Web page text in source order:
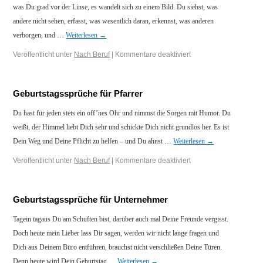
was Du grad vor der Linse, es wandelt sich zu einem Bild. Du siehst, was
andere nicht sehen, erfasst, was wesentlich daran, erkennst, was anderen
verborgen, und …Weiterlesen →
Veröffentlicht unter Nach Beruf Kommentare deaktiviert
Geburtstagssprüche für Pfarrer
Du hast für jeden stets ein off’nes Ohr und nimmst die Sorgen mit Humor. Du
weißt, der Himmel liebt Dich sehr und schickte Dich nicht grundlos her. Es ist
Dein Weg und Deine Pflicht zu helfen – und Du ahnst …Weiterlesen →
Veröffentlicht unter Nach Beruf Kommentare deaktiviert
Geburtstagssprüche für Unternehmer
Tagein tagaus Du am Schuften bist, darüber auch mal Deine Freunde vergisst.
Doch heute mein Lieber lass Dir sagen, werden wir nicht lange fragen und
Dich aus Deinem Büro entführen, brauchst nicht verschließen Deine Türen.
Denn heute wird Dein Geburtstag …Weiterlesen →